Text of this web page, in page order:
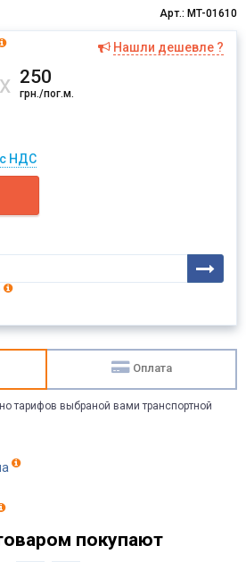
Арт.: MT-01610
Нашли дешевле ?
х 250
грн./пог.м.
НДС
Оплата
тарифов выбраной вами транспортной
покупают